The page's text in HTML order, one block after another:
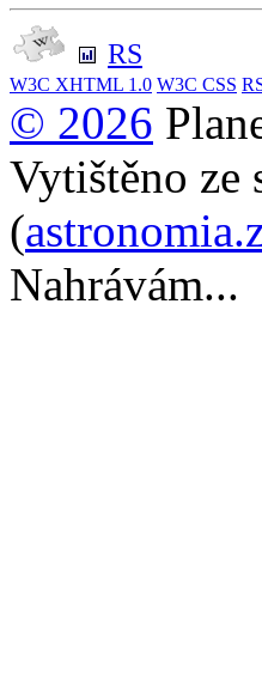
RS
W3C XHTML 1.0 W3C CSS
© 2026
Vytištěno ze
(
Nahrávám...